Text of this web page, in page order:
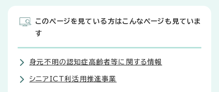
このページを見ている方はこんなページも見ていま
す
身元不明の認知症高齢者等に関する情報
シニアICT利活用推進事業